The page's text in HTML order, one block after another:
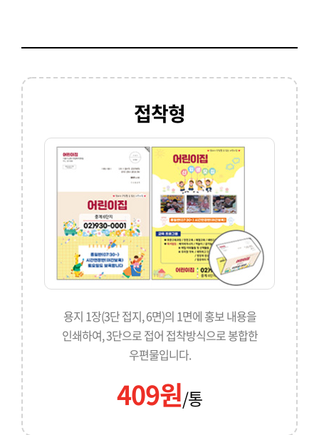
접착형
용지 1장(3단 접지, 6면)의 1면에 홍보 내용을
인쇄하여, 3단으로 접어 접착방식으로 봉합한
우편물입니다.
409원/통